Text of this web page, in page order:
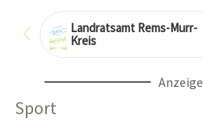
Land­ratsamt Rems-Murr-
Kreis
Anzeige
Sport